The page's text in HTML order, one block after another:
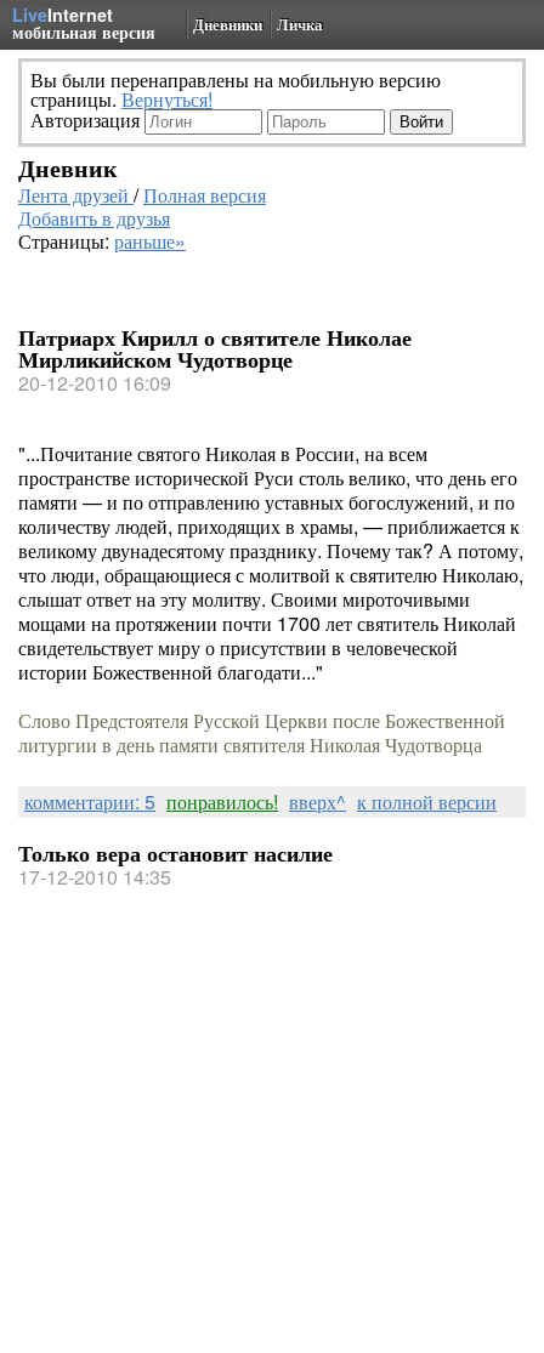
LiveInternet
мобильная версия Дневники Личка
Вы были перенаправлены на мобильную версию
страницы. Вернуться!
Авторизация
Дневник
Лента друзей /Полная версия
Добавить в друзья
Страницы: раньше»
Патриарх Кирилл о святителе Николае
Мирликийском Чудотворце
20-12-2010 16:09
"...Почитание святого Николая в России, на всем
пространстве исторической Руси столь велико, что день его
памяти — и по отправлению уставных богослужений, и по
количеству людей, приходящих в храмы, — приближается к
великому двунадесятому празднику. Почему так? А потому,
что люди, обращающиеся с молитвой к святителю Николаю,
слышат ответ на эту молитву. Своими мироточивыми
мощами на протяжении почти 1700 лет святитель Николай
свидетельствует миру о присутствии в человеческой
истории Божественной благодати..."
Слово Предстоятеля Русской Церкви после Божественной
литургии в день памяти святителя Николая Чудотворца
комментарии: 5 понравилось! вверх^ к полной версии
Только вера остановит насилие
17-12-2010 14:35